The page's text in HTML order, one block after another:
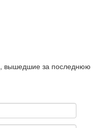
, вышедшие за последнюю